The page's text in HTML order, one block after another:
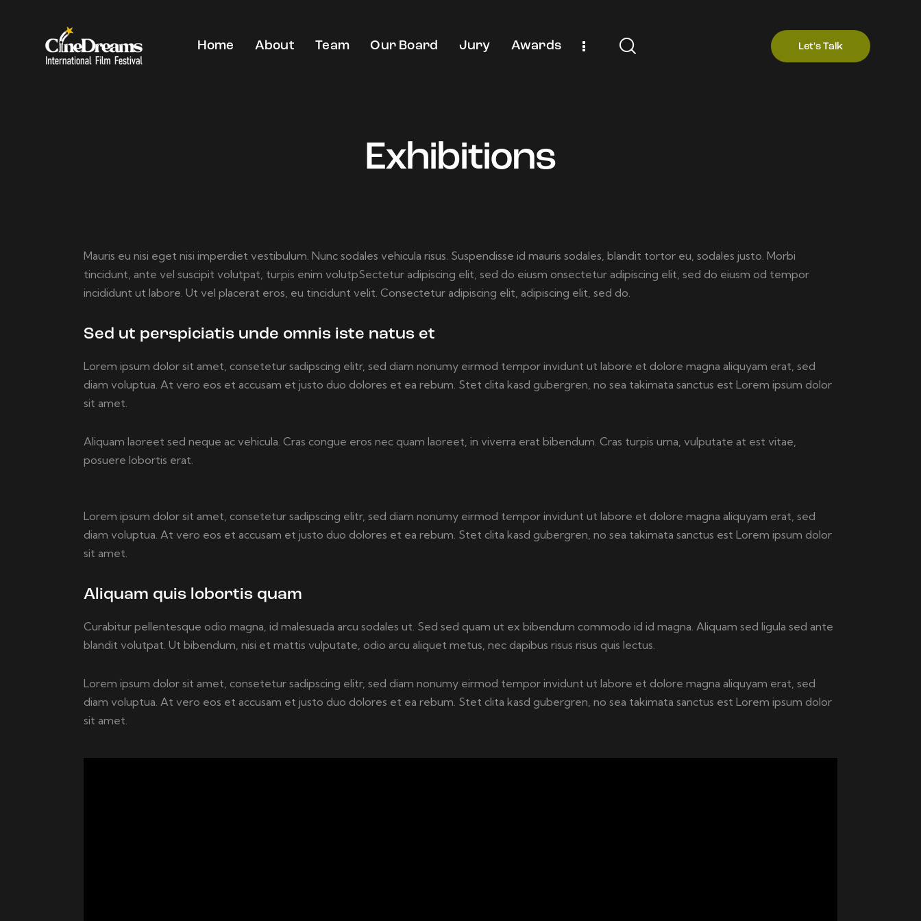
Home About Team Our Board Jury Awards Let's Talk
Exhibitions
Mauris eu nisi eget nisi imperdiet vestibulum. Nunc sodales vehicula risus. Suspendisse id mauris sodales, blandit tortor eu, sodales justo. Morbi
tincidunt, ante vel suscipit volutpat, turpis enim volutpSectetur adipiscing elit, sed do eiusm onsectetur adipiscing elit, sed do eiusm od tempor
incididunt ut labore. Ut vel placerat eros, eu tincidunt velit. Consectetur adipiscing elit, adipiscing elit, sed do.
Sed ut perspiciatis unde omnis iste natus et
Lorem ipsum dolor sit amet, consetetur sadipscing elitr, sed diam nonumy eirmod tempor invidunt ut labore et dolore magna aliquyam erat, sed
diam voluptua. At vero eos et accusam et justo duo dolores et ea rebum. Stet clita kasd gubergren, no sea takimata sanctus est Lorem ipsum dolor
sit amet.
Aliquam laoreet sed neque ac vehicula. Cras congue eros nec quam laoreet, in viverra erat bibendum. Cras turpis urna, vulputate at est vitae,
posuere lobortis erat.
Lorem ipsum dolor sit amet, consetetur sadipscing elitr, sed diam nonumy eirmod tempor invidunt ut labore et dolore magna aliquyam erat, sed
diam voluptua. At vero eos et accusam et justo duo dolores et ea rebum. Stet clita kasd gubergren, no sea takimata sanctus est Lorem ipsum dolor
sit amet.
Aliquam quis lobortis quam
Curabitur pellentesque odio magna, id malesuada arcu sodales ut. Sed sed quam ut ex bibendum commodo id id magna. Aliquam sed ligula sed ante
blandit volutpat. Ut bibendum, nisi et mattis vulputate, odio arcu aliquet metus, nec dapibus risus risus quis lectus.
Lorem ipsum dolor sit amet, consetetur sadipscing elitr, sed diam nonumy eirmod tempor invidunt ut labore et dolore magna aliquyam erat, sed
diam voluptua. At vero eos et accusam et justo duo dolores et ea rebum. Stet clita kasd gubergren, no sea takimata sanctus est Lorem ipsum dolor
sit amet.